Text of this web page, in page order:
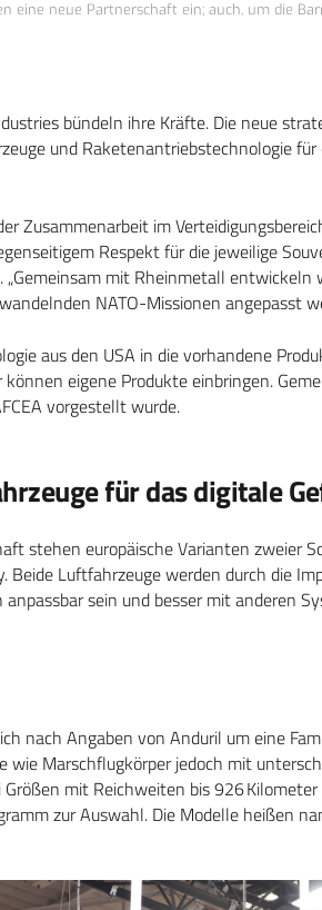
eine neue Partnerschaft ein; auch, um die
bündeln ihre Kräfte. Die neue
und Raketenantriebstechnologie für
Zusammenarbeit im
Respekt für die jeweilige
„Gemeinsam mit Rheinmetall
NATO-Missionen angepasst
aus den USA in die vorhandene
können eigene Produkte einbringen.
vorgestellt wurde.
für das digitale
stehen europäische Varianten zweier
Beide Luftfahrzeuge werden durch die
sein und besser mit anderen
nach Angaben von Anduril um eine
wie Marschflugkörper jedoch mit
mit Reichweiten bis 926
zur Auswahl. Die Modelle heißen